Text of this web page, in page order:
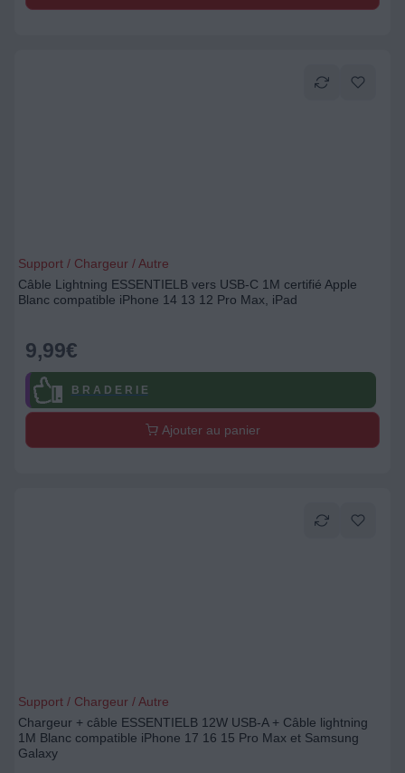
Support / Chargeur / Autre
Câble Lightning ESSENTIELB vers USB-C 1M certifié Apple
Blanc compatible iPhone 14 13 12 Pro Max, iPad
9,99€
B R A D E R I E
Ajouter au panier
Support / Chargeur / Autre
Chargeur + câble ESSENTIELB 12W USB-A + Câble lightning
1M Blanc compatible iPhone 17 16 15 Pro Max et Samsung
Galaxy